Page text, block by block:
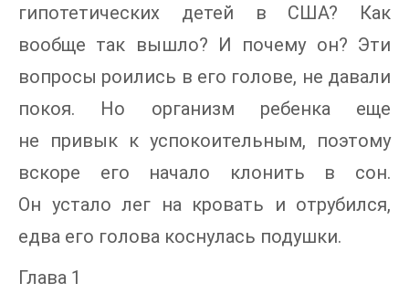
гипотетических детей в США? Как
вообще так вышло? И почему он? Эти
вопросы роились в его голове, не давали
покоя. Но организм ребенка еще
не привык к успокоительным, поэтому
вскоре его начало клонить в сон.
Он устало лег на кровать и отрубился,
едва его голова коснулась подушки.
Глава 1